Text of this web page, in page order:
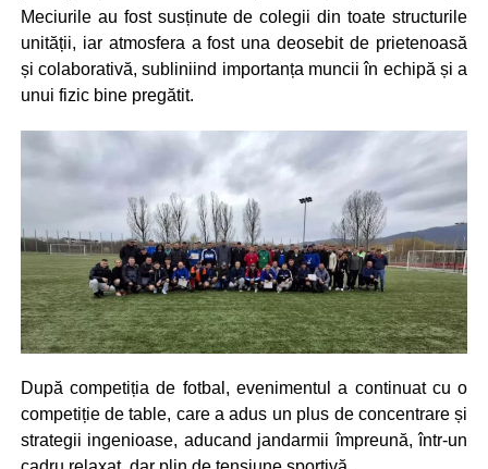
Meciurile au fost susținute de colegii din toate structurile
unității, iar atmosfera a fost una deosebit de prietenoasă
și colaborativă, subliniind importanța muncii în echipă și a
unui fizic bine pregătit.
După competiția de fotbal, evenimentul a continuat cu o
competiție de table, care a adus un plus de concentrare și
strategii ingenioase, aducand jandarmii împreună, într-un